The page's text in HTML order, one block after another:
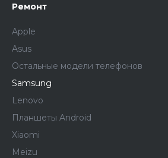
Ремонт
Apple
Asus
Остальные модели телефонов
Samsung
Lenovo
Планшеты Android
Xiaomi
Meizu